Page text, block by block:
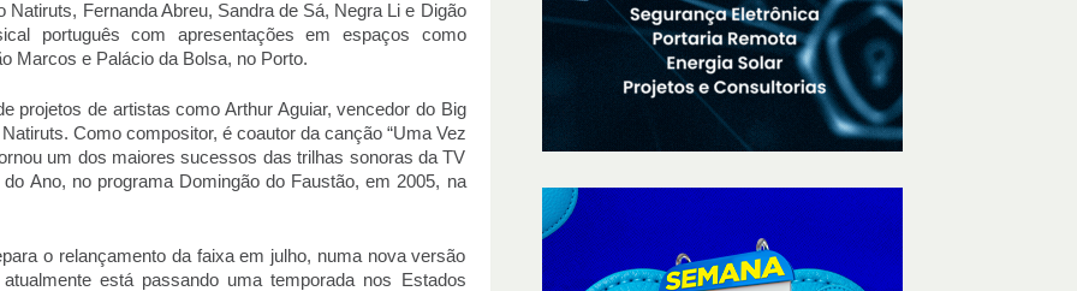
Fernanda Abreu, Sandra de Sá, Negra Li e Digão
português com apresentações em espaços como
Marcos e Palácio da Bolsa, no Porto.
projetos de artistas como Arthur Aguiar, vencedor do Big
Como compositor, é coautor da canção “Uma Vez
um dos maiores sucessos das trilhas sonoras da TV
Ano, no programa Domingão do Faustão, em 2005, na
o relançamento da faixa em julho, numa nova versão
está passando uma temporada nos Estados